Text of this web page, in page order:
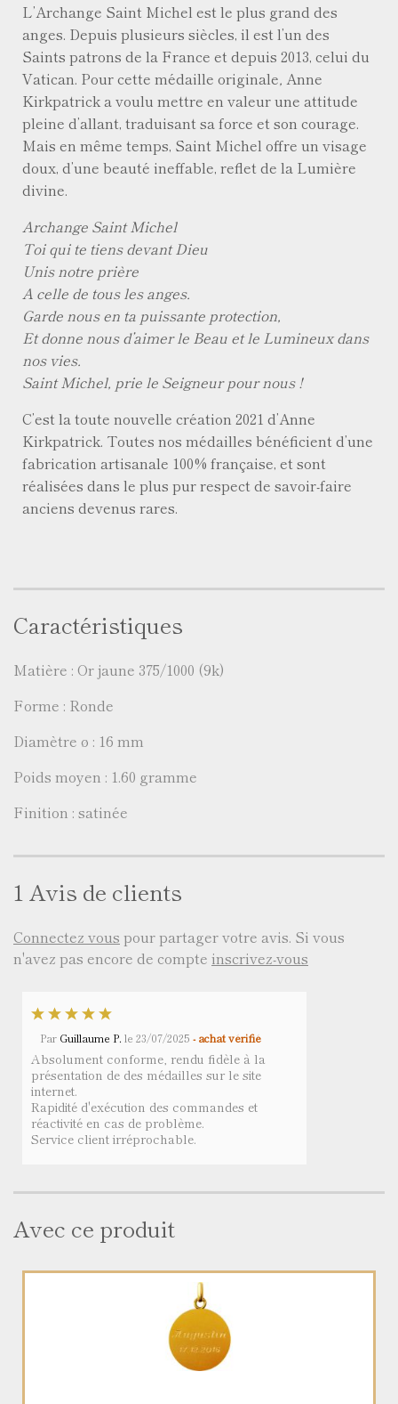
L’Archange Saint Michel est le plus grand des
anges. Depuis plusieurs siècles, il est l’un des
Saints patrons de la France et depuis 2013, celui du
Vatican. Pour cette médaille originale, Anne
Kirkpatrick a voulu mettre en valeur une attitude
pleine d’allant, traduisant sa force et son courage.
Mais en même temps, Saint Michel offre un visage
doux, d’une beauté ineffable, reflet de la Lumière
divine.
Archange Saint Michel
Toi qui te tiens devant Dieu
Unis notre prière
A celle de tous les anges.
Garde nous en ta puissante protection,
Et donne nous d’aimer le Beau et le Lumineux dans
nos vies.
Saint Michel, prie le Seigneur pour nous !
C’est la toute nouvelle création 2021 d’Anne
Kirkpatrick. Toutes nos médailles bénéficient d’une
fabrication artisanale 100% française, et sont
réalisées dans le plus pur respect de savoir-faire
anciens devenus rares.
Caractéristiques
Matière : Or jaune 375/1000 (9k)
Forme : Ronde
Diamètre ø : 16 mm
Poids moyen : 1.60 gramme
Finition : satinée
1 Avis de clients
Connectez vous pour partager votre avis. Si vous
n'avez pas encore de compte inscrivez-vous
Par Guillaume P. le 23/07/2025 - achat vérifié
Absolument conforme, rendu fidèle à la
présentation de des médailles sur le site
internet.
Rapidité d'exécution des commandes et
réactivité en cas de problème.
Service client irréprochable.
Avec ce produit